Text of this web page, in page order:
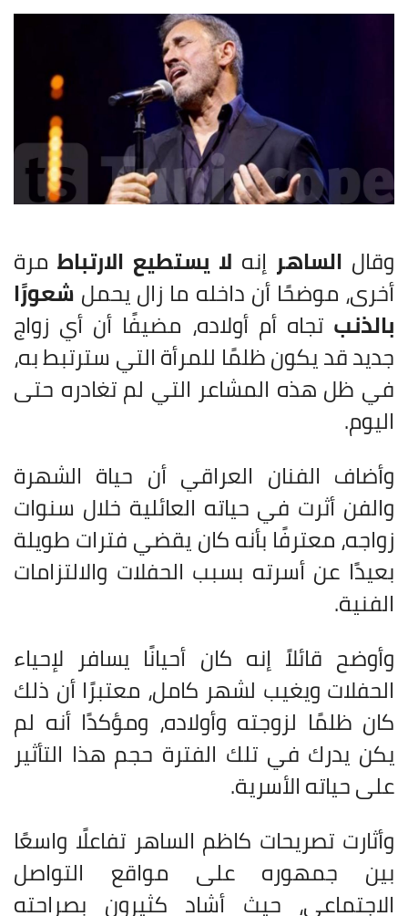
وقال الساهر إنه لا يستطيع الارتباط مرة
أخرى، موضحًا أن داخله ما زال يحمل شعورًا
بالذنب تجاه أم أولاده، مضيفًا أن أي زواج
جديد قد يكون ظلمًا للمرأة التي سترتبط به،
في ظل هذه المشاعر التي لم تغادره حتى
اليوم.
وأضاف الفنان العراقي أن حياة الشهرة
والفن أثرت في حياته العائلية خلال سنوات
زواجه، معترفًا بأنه كان يقضي فترات طويلة
بعيدًا عن أسرته بسبب الحفلات والالتزامات
الفنية.
وأوضح قائلاً إنه كان أحيانًا يسافر لإحياء
الحفلات ويغيب لشهر كامل، معتبرًا أن ذلك
كان ظلمًا لزوجته وأولاده، ومؤكدًا أنه لم
يكن يدرك في تلك الفترة حجم هذا التأثير
على حياته الأسرية.
وأثارت تصريحات كاظم الساهر تفاعلًا واسعًا
بين جمهوره على مواقع التواصل
الاجتماعي، حيث أشاد كثيرون بصراحته